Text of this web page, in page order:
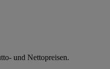
und Nettopreisen.